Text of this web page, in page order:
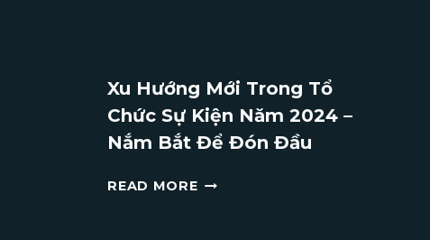
CHO
MÙA
LỄ
Xu Hướng Mới Trong Tổ
Chức Sự Kiện Năm 2024 –
Nắm Bắt Để Đón Đầu
READ MOREXU